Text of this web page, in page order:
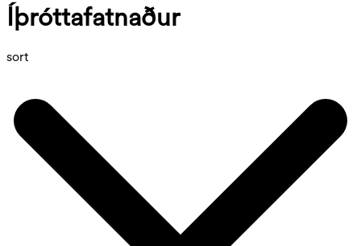
Íþróttafatnaður
sort